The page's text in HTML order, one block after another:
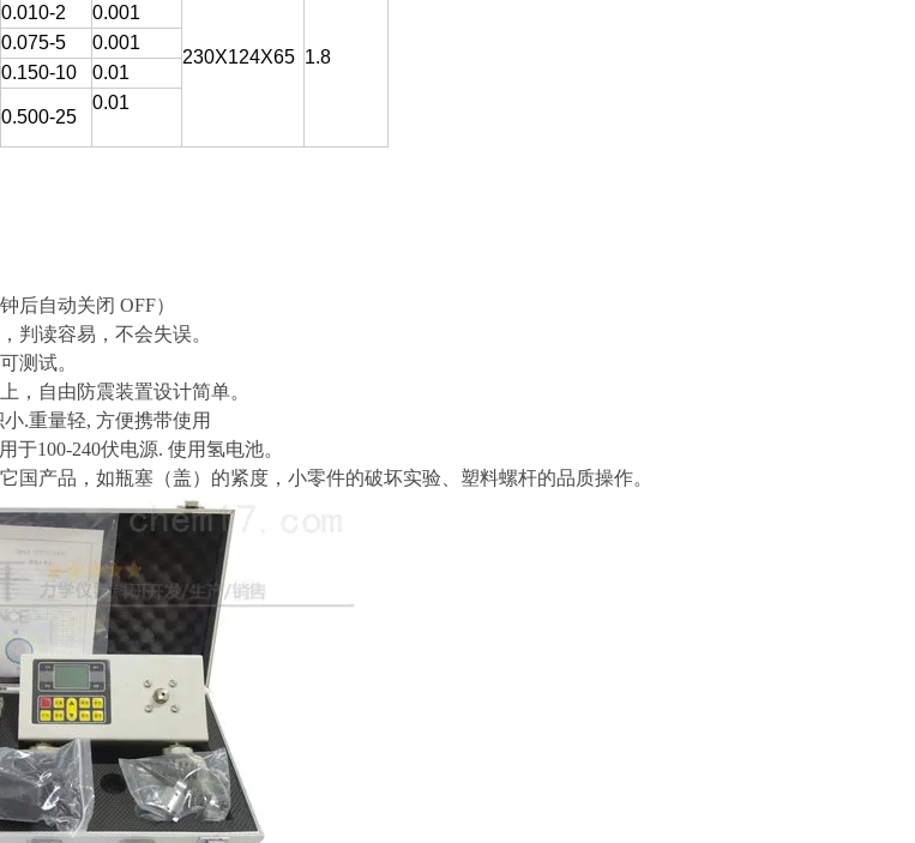
230X124X65 1.8
0.010-2
0.001
0.075-5
0.001
0.150-10 0.01
0.500-25
0.01
钟后自动关闭 OFF）
读容易，不会失误。
试。
自由防震装置设计简单。
.重量轻, 方便携带使用
240伏电源. 使用氢电池。
品，如瓶塞（盖）的紧度，小零件的破坏实验、塑料螺杆的品质操作。